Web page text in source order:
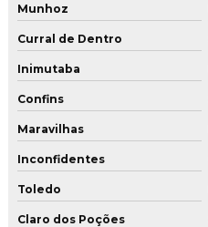
Munhoz
Curral de Dentro
Inimutaba
Confins
Maravilhas
Inconfidentes
Toledo
Claro dos Poções